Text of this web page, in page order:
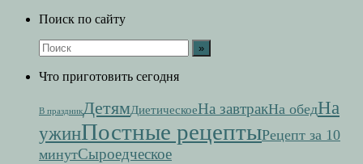
Поиск по сайту
Что приготовить сегодня
В праздникДетямДиетическоеНа завтракНа обедНа
ужинПостные рецептыРецепт за 10
минутСыроедческое